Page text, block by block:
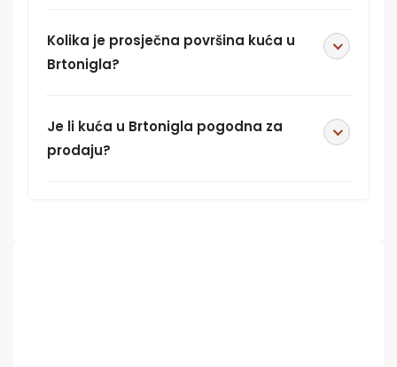
Kolika je prosječna površina kuća u
Brtonigla?
Je li kuća u Brtonigla pogodna za
prodaju?